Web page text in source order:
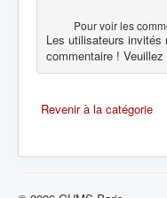
Pour voir les
Les utilisateurs invités
commentaire !
Revenir à la catégorie